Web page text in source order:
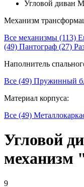
Угловой диван
Механизм
Все механизмы (113)
(49) Пантограф (27)
Наполнитель
Все (49) Пружинный
Материал корпуса:
Все (49)
Угловой
механизм
9